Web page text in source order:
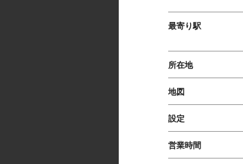
最寄り駅
所在地
地図
設定
営業時間